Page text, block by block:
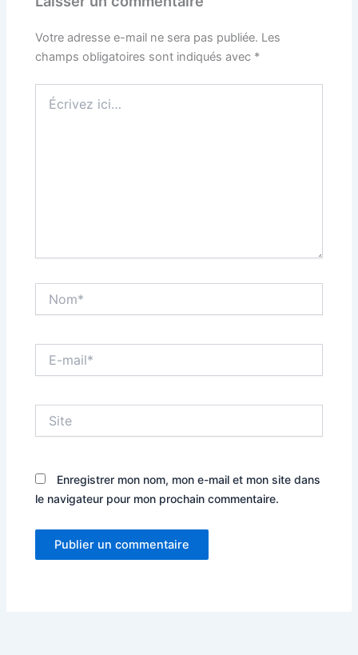
Votre adresse e-mail ne sera pas publiée. Les
champs obligatoires sont indiqués avec *
ici…
mail*
Enregistrer mon nom, mon e-mail et mon site dans
le navigateur pour mon prochain commentaire.